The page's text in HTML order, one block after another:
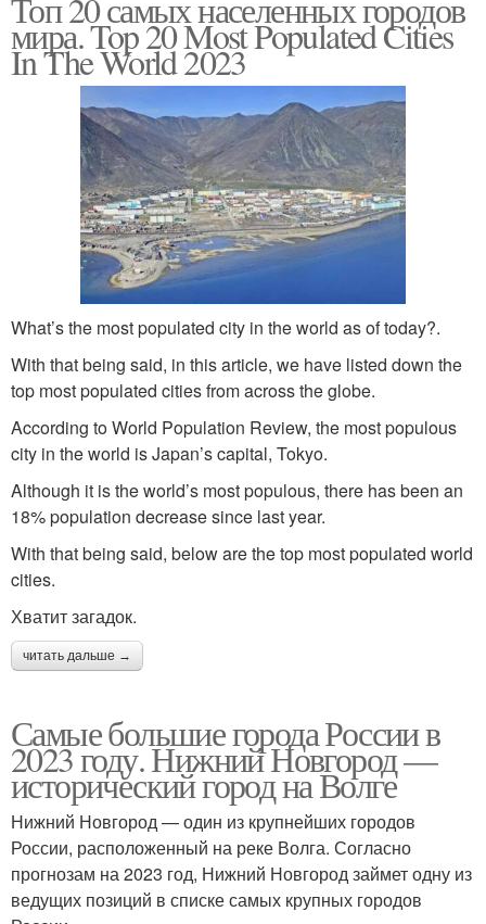
Топ 20 самых населенных городов
мира. Top 20 Most Populated Cities
In The World 2023
What’s the most populated city in the world as of today?.
With that being said, in this article, we have listed down the
top most populated cities from across the globe.
According to World Population Review, the most populous
city in the world is Japan’s capital, Tokyo.
Although it is the world’s most populous, there has been an
18% population decrease since last year.
With that being said, below are the top most populated world
cities.
Хватит загадок.
читать дальше →
Самые большие города России в
2023 году. Нижний Новгород —
исторический город на Волге
Нижний Новгород — один из крупнейших городов
России, расположенный на реке Волга. Согласно
прогнозам на 2023 год, Нижний Новгород займет одну из
ведущих позиций в списке самых крупных городов